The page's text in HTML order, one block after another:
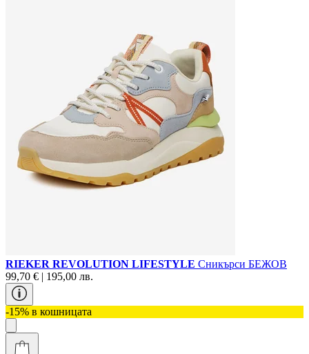
RIEKER REVOLUTION LIFESTYLE Сникърси БЕЖОВ
99,70 € | 195,00 лв.
-15% в кошницата